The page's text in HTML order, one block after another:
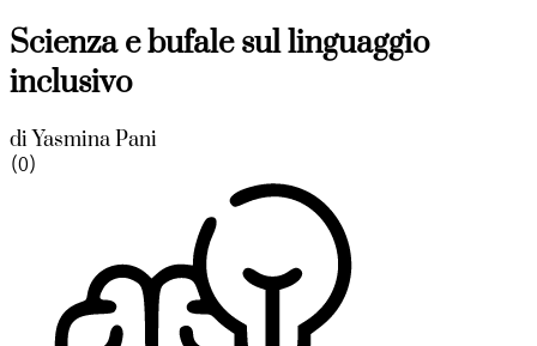
Scienza e bufale sul linguaggio
inclusivo
diYasmina Pani
(0)